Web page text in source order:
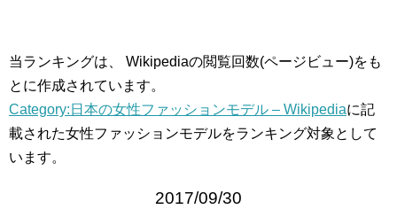
当ランキングは、 Wikipediaの閲覧回数(ページビュー)をも
とに作成されています。
Category:日本の女性ファッションモデル – Wikipediaに記
載された女性ファッションモデルをランキング対象として
います。
2017/09/30